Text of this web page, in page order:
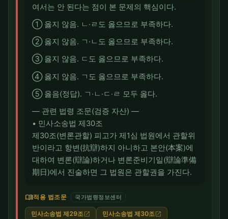
여서는 안 된다는 점이 본 문제의 핵심이다.
① 옳지 않음. ㄴ·ㄹ도 옳으므로 부족하다.
② 옳지 않음. ㄱ·ㄴ도 옳으므로 부족하다.
③ 옳지 않음. ㄷ도 옳으므로 부족하다.
④ 옳지 않음. ㄱ도 옳으므로 부족하다.
⑤ 옳음(정답). ㄱ·ㄴ·ㄷ·ㄹ 모두 옳다.
― 관련 법령 조문(검증 자산) ―
• 민사소송법 제30조
제30조(변론관할) 피고가 제1심 법원에서 관할위
반이라고 항변(抗辯)하지 아니하고 본안(本案)에
대하여 변론(辯論)하거나 변론준비기일(辯論準備
期日)에서 진술하면 그 법원은 관할권을 가진다.
menu_book적용 법조문 국가법령정보센터
민사소송법 제29조 open_in_new 민사소송법 제30조 open_in_new